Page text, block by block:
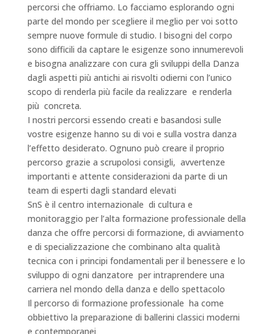
percorsi che offriamo. Lo facciamo esplorando ogni
parte del mondo per scegliere il meglio per voi sotto
sempre nuove formule di studio. I bisogni del corpo
sono difficili da captare le esigenze sono innumerevoli
e bisogna analizzare con cura gli sviluppi della Danza
dagli aspetti più antichi ai risvolti odierni con l’unico
scopo di renderla più facile da realizzare e renderla
più concreta.
I nostri percorsi essendo creati e basandosi sulle
vostre esigenze hanno su di voi e sulla vostra danza
l’effetto desiderato. Ognuno può creare il proprio
percorso grazie a scrupolosi consigli, avvertenze
importanti e attente considerazioni da parte di un
team di esperti dagli standard elevati
SnS è il centro internazionale di cultura e
monitoraggio per l’alta formazione professionale della
danza che offre percorsi di formazione, di avviamento
e di specializzazione che combinano alta qualità
tecnica con i principi fondamentali per il benessere e lo
sviluppo di ogni danzatore per intraprendere una
carriera nel mondo della danza e dello spettacolo
Il percorso di formazione professionale ha come
obbiettivo la preparazione di ballerini classici moderni
e contemporanei